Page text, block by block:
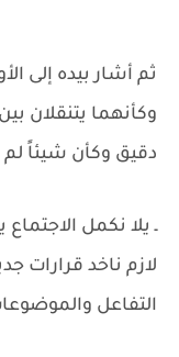
ثم أشار بيده إلى
وكأنهما يتنقلان
دقيق وكأن شيئاً لم
ـ يلا نكمل
لازم ناخد قرارات
التفاعل